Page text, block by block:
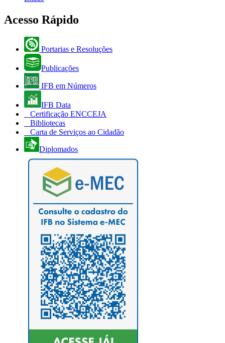
Acesso Rápido
Portarias e Resoluções
Publicações
IFB em Números
IFB Data
Certificação ENCCEJA
Bibliotecas
Carta de Serviços ao Cidadão
Diplomados